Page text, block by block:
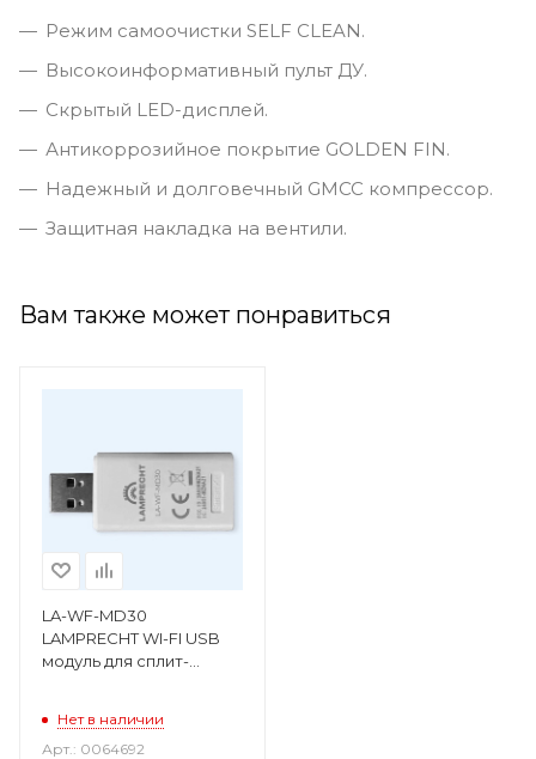
Режим самоочистки SELF CLEAN.
Высокоинформативный пульт ДУ.
Скрытый LED-дисплей.
Антикоррозийное покрытие GOLDEN FIN.
Надежный и долговечный GMCC компрессор.
Защитная накладка на вентили.
Вам также может понравиться
LA-WF-MD30
LAMPRECHT WI-FI USB
модуль для сплит-
Нет в наличии
Арт.: 0064692